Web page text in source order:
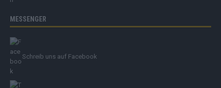
MESSENGER
Schreib uns auf Facebook